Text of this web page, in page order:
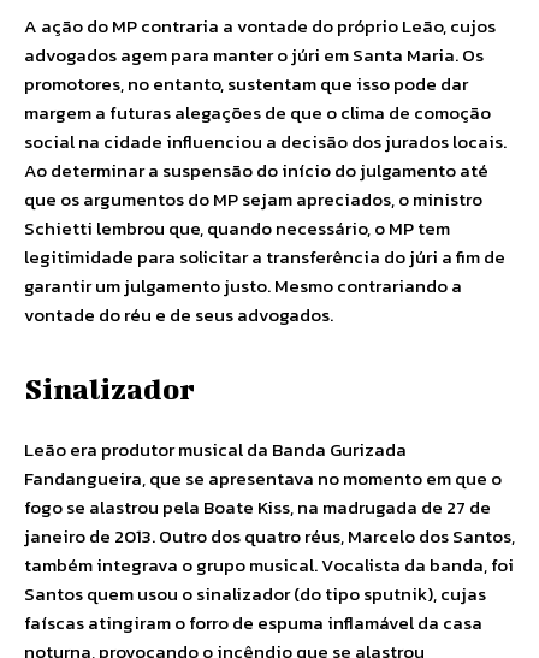
A ação do MP contraria a vontade do próprio Leão, cujos
advogados agem para manter o júri em Santa Maria. Os
promotores, no entanto, sustentam que isso pode dar
margem a futuras alegações de que o clima de comoção
social na cidade influenciou a decisão dos jurados locais.
Ao determinar a suspensão do início do julgamento até
que os argumentos do MP sejam apreciados, o ministro
Schietti lembrou que, quando necessário, o MP tem
legitimidade para solicitar a transferência do júri a fim de
garantir um julgamento justo. Mesmo contrariando a
vontade do réu e de seus advogados.
Sinalizador
Leão era produtor musical da Banda Gurizada
Fandangueira, que se apresentava no momento em que o
fogo se alastrou pela Boate Kiss, na madrugada de 27 de
janeiro de 2013. Outro dos quatro réus, Marcelo dos Santos,
também integrava o grupo musical. Vocalista da banda, foi
Santos quem usou o sinalizador (do tipo sputnik), cujas
faíscas atingiram o forro de espuma inflamável da casa
noturna, provocando o incêndio que se alastrou